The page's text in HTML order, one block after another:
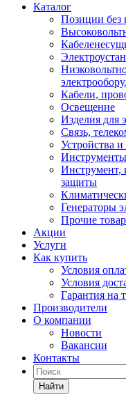
Каталог
Позиции без
Кабели,
Освещение
Изделия для
Связь,
Устройства и
Инструмент,
защиты
Генераторы
Прочие
Акции
Услуги
Как купить
Условия
Условия
Гарантия на
Производители
О компании
Новости
Вакансии
Контакты
Найти